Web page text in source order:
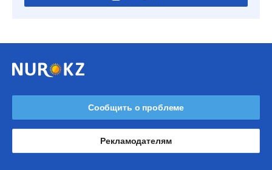
Сообщить о проблеме
Рекламодателям